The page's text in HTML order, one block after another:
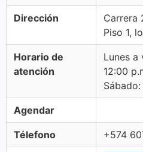
Dirección
Carrera
Piso 1,
Horario de
atención
Lunes a
12:00
Agendar
Télefono +574